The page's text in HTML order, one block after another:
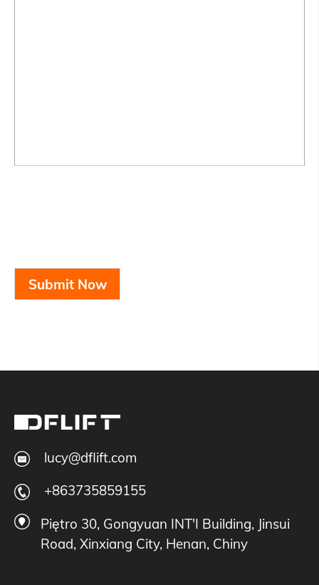
Submit Now
lucy@dflift.com
+863735859155
Piętro 30, Gongyuan INT'I Building, Jinsui
Road, Xinxiang City, Henan, Chiny